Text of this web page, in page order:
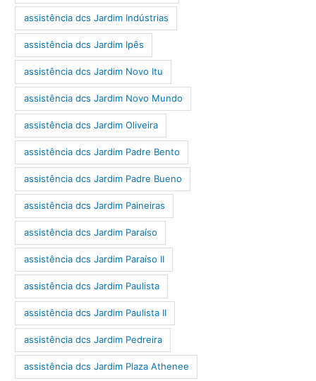
assistência dcs Jardim Indústrias
assistência dcs Jardim Ipês
assistência dcs Jardim Novo Itu
assistência dcs Jardim Novo Mundo
assistência dcs Jardim Oliveira
assistência dcs Jardim Padre Bento
assistência dcs Jardim Padre Bueno
assistência dcs Jardim Paineiras
assistência dcs Jardim Paraíso
assistência dcs Jardim Paraíso II
assistência dcs Jardim Paulista
assistência dcs Jardim Paulista II
assistência dcs Jardim Pedreira
assistência dcs Jardim Plaza Athenee